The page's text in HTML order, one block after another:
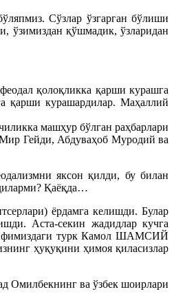
Сўзлар ўзгарган бўлиши
ўзимиздан қўшмадик, ўзларидан
қолоқликка қарши курашга
қарши курашардилар. Маҳаллий
машҳур бўлган раҳбарлари
Гейди, Абдуваҳоб Муродий ва
яксон қилди, бу билан
Қаёқда…
ёрдамга келишди. Булар
Аста-секин жадидлар кучга
турк Камол ШАМСИЙ
ҳуқуқини ҳимоя қиласизлар
Омилбекнинг ва ўзбек шоирлари